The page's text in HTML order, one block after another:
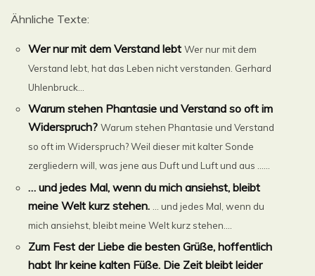
Ähnliche Texte:
Wer nur mit dem Verstand lebt Wer nur mit dem
Verstand lebt, hat das Leben nicht verstanden. Gerhard
Uhlenbruck...
Warum stehen Phantasie und Verstand so oft im
Widerspruch? Warum stehen Phantasie und Verstand
so oft im Widerspruch? Weil dieser mit kalter Sonde
zergliedern will, was jene aus Duft und Luft und aus ......
… und jedes Mal, wenn du mich ansiehst, bleibt
meine Welt kurz stehen.
… und jedes Mal, wenn du
mich ansiehst, bleibt meine Welt kurz stehen....
Zum Fest der Liebe die besten Grüße, hoffentlich
habt Ihr keine kalten Füße. Die Zeit bleibt leider